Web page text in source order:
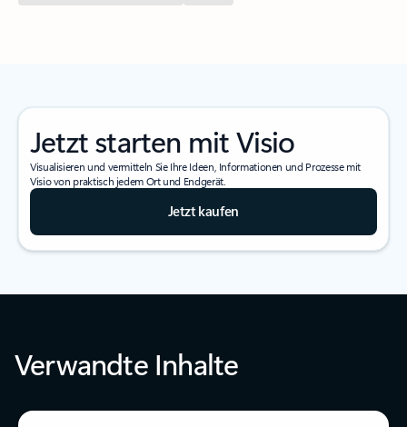
Jetzt starten mit Visio
Visualisieren und vermitteln Sie Ihre Ideen, Informationen und Prozesse mit
Visio von praktisch jedem Ort und Endgerät.
Jetzt kaufen
Verwandte Inhalte